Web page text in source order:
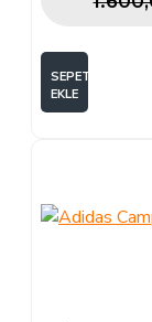
SEPETE
EKLE